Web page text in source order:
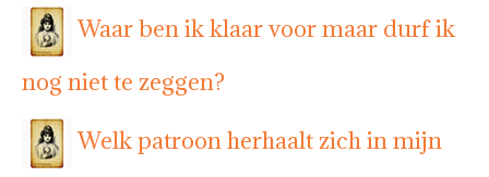
Waar ben ik klaar voor maar durf ik
nog niet te zeggen?
Welk patroon herhaalt zich in mijn